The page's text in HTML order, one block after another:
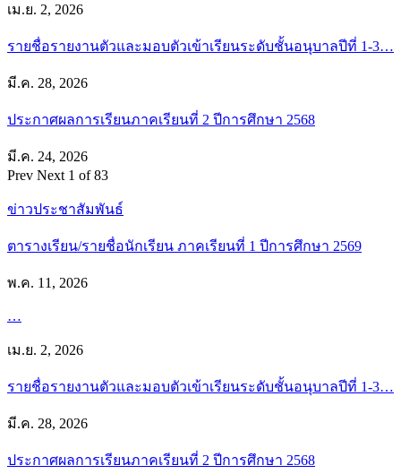
เม.ย. 2, 2026
รายชื่อรายงานตัวและมอบตัวเข้าเรียนระดับชั้นอนุบาลปีที่ 1-3…
มี.ค. 28, 2026
ประกาศผลการเรียนภาคเรียนที่ 2 ปีการศึกษา 2568
มี.ค. 24, 2026
Prev Next 1 of 83
ข่าวประชาสัมพันธ์
ตารางเรียน/รายชื่อนักเรียน ภาคเรียนที่ 1 ปีการศึกษา 2569
พ.ค. 11, 2026
…
เม.ย. 2, 2026
รายชื่อรายงานตัวและมอบตัวเข้าเรียนระดับชั้นอนุบาลปีที่ 1-3…
มี.ค. 28, 2026
ประกาศผลการเรียนภาคเรียนที่ 2 ปีการศึกษา 2568